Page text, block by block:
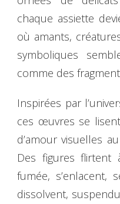
chaque assiette
où amants,
symboliques
comme des
Inspirées par
ces œuvres se
d’amour visuelles
Des figures flirtent
fumée, s’enlacent,
dissolvent,